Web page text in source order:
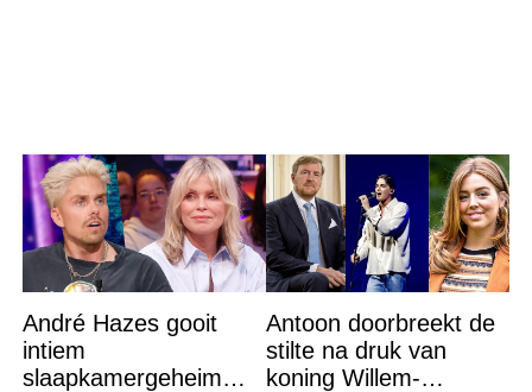
André Hazes gooit
intiem
slaapkamergeheim
Antoon doorbreekt de
stilte na druk van
koning Willem-